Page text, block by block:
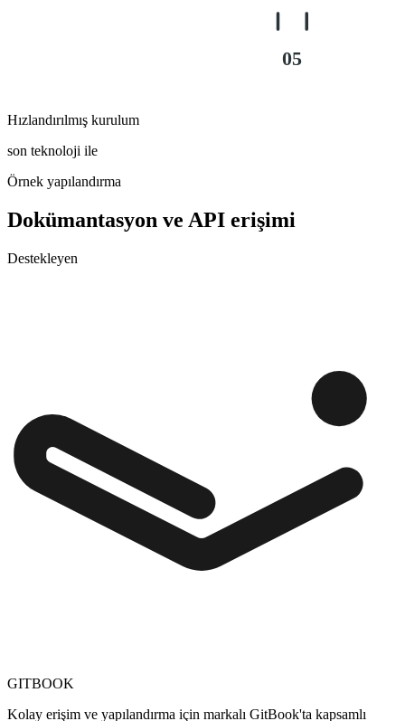
05
Hızlandırılmış kurulum
son teknoloji ile
Örnek yapılandırma
Dokümantasyon ve API erişimi
Destekleyen
GITBOOK
Kolay erişim ve yapılandırma için markalı GitBook'ta kapsamlı